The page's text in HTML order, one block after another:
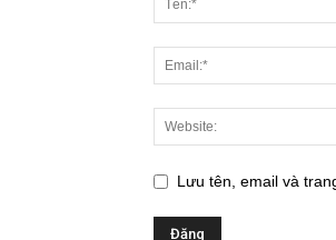
Lưu tên, email và